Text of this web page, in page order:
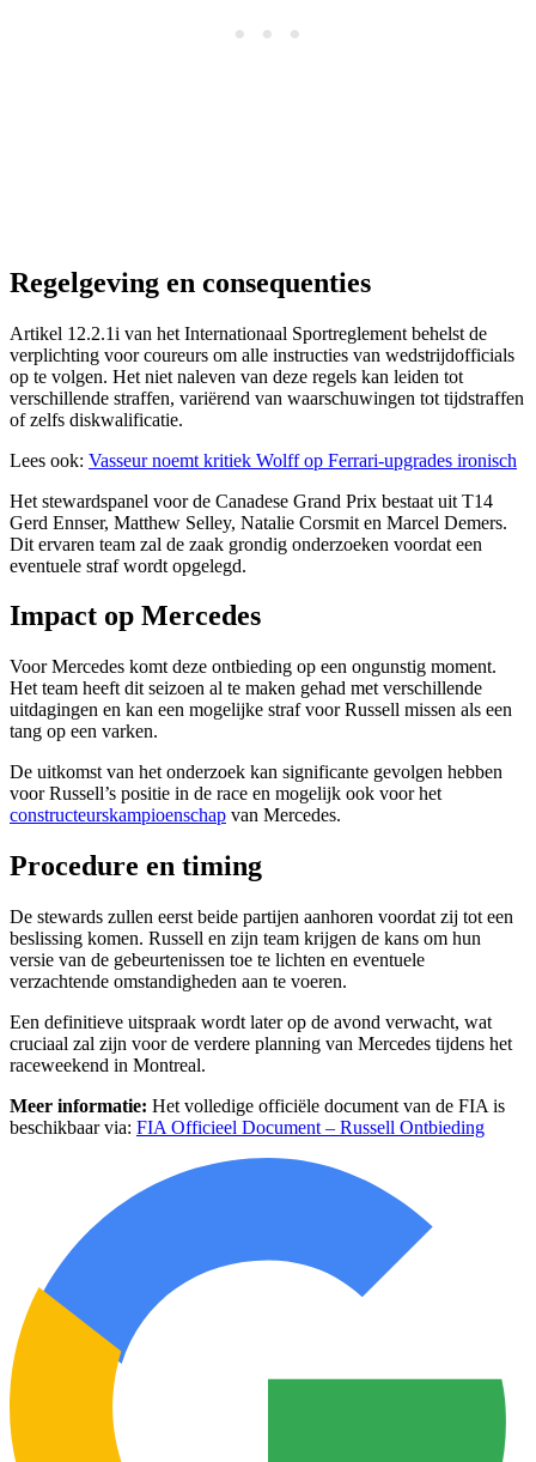
Regelgeving en consequenties
Artikel 12.2.1i van het Internationaal Sportreglement behelst de
verplichting voor coureurs om alle instructies van wedstrijdofficials
op te volgen. Het niet naleven van deze regels kan leiden tot
verschillende straffen, variërend van waarschuwingen tot tijdstraffen
of zelfs diskwalificatie.
Lees ook: Vasseur noemt kritiek Wolff op Ferrari-upgrades ironisch
Het stewardspanel voor de Canadese Grand Prix bestaat uit T14
Gerd Ennser, Matthew Selley, Natalie Corsmit en Marcel Demers.
Dit ervaren team zal de zaak grondig onderzoeken voordat een
eventuele straf wordt opgelegd.
Impact op Mercedes
Voor Mercedes komt deze ontbieding op een ongunstig moment.
Het team heeft dit seizoen al te maken gehad met verschillende
uitdagingen en kan een mogelijke straf voor Russell missen als een
tang op een varken.
De uitkomst van het onderzoek kan significante gevolgen hebben
voor Russell’s positie in de race en mogelijk ook voor het
constructeurskampioenschap van Mercedes.
Procedure en timing
De stewards zullen eerst beide partijen aanhoren voordat zij tot een
beslissing komen. Russell en zijn team krijgen de kans om hun
versie van de gebeurtenissen toe te lichten en eventuele
verzachtende omstandigheden aan te voeren.
Een definitieve uitspraak wordt later op de avond verwacht, wat
cruciaal zal zijn voor de verdere planning van Mercedes tijdens het
raceweekend in Montreal.
Meer informatie: Het volledige officiële document van de FIA is
beschikbaar via: FIA Officieel Document – Russell Ontbieding